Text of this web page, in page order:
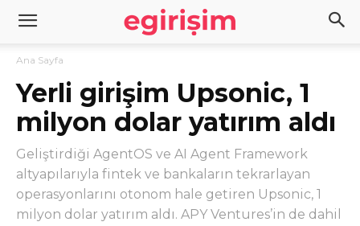
Ana Sayfa
Yerli girişim Upsonic, 1
milyon dolar yatırım aldı
Geliştirdiği AgentOS ve AI Agent Framework
altyapılarıyla fintek ve bankaların tekrarlayan
operasyonlarını otonom hale getiren Upsonic, 1
milyon dolar yatırım aldı. APY Ventures’in de dahil